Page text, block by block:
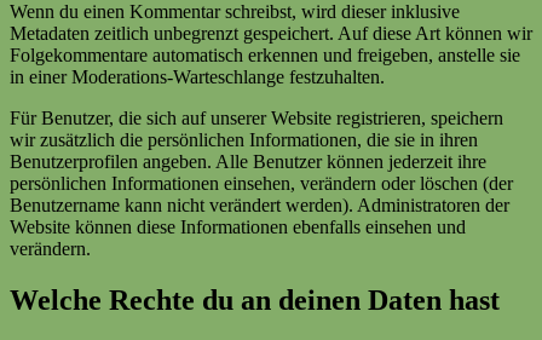
Wenn du einen Kommentar schreibst, wird dieser inklusive
Metadaten zeitlich unbegrenzt gespeichert. Auf diese Art können wir
Folgekommentare automatisch erkennen und freigeben, anstelle sie
in einer Moderations-Warteschlange festzuhalten.
Für Benutzer, die sich auf unserer Website registrieren, speichern
wir zusätzlich die persönlichen Informationen, die sie in ihren
Benutzerprofilen angeben. Alle Benutzer können jederzeit ihre
persönlichen Informationen einsehen, verändern oder löschen (der
Benutzername kann nicht verändert werden). Administratoren der
Website können diese Informationen ebenfalls einsehen und
verändern.
Welche Rechte du an deinen Daten hast